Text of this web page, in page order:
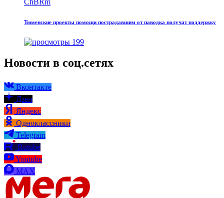
Тюменские проекты помощи пострадавшим от паводка получат поддержку
199
Новости в соц.сетях
Вконтакте
Дзен
Яндекс
Одноклассники
Telegram
Rutube
Youtube
MAX